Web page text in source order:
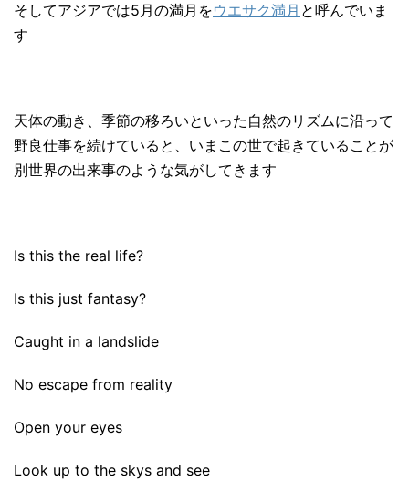
そしてアジアでは5月の満月をウエサク満月 と呼んでいま
す
天体の動き、季節の移ろいといった自然のリズムに沿って
野良仕事を続けていると、いまこの世で起きていることが
別世界の出来事のような気がしてきます
Is this the real life?
Is this just fantasy?
Caught in a landslide
No escape from reality
Open your eyes
Look up to the skys and see